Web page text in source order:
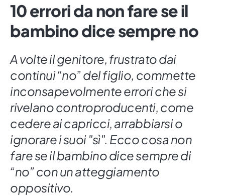
10 errori da non fare se il
bambino dice sempre no
A volte il genitore, frustrato dai
continui “no” del figlio, commette
inconsapevolmente errori che si
rivelano controproducenti, come
cedere ai capricci, arrabbiarsi o
ignorare i suoi "sì". Ecco cosa non
fare se il bambino dice sempre di
“no” con un atteggiamento
oppositivo.